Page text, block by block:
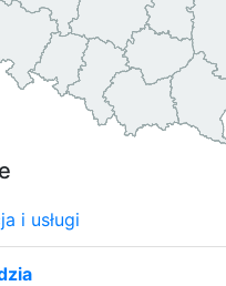
i usługi